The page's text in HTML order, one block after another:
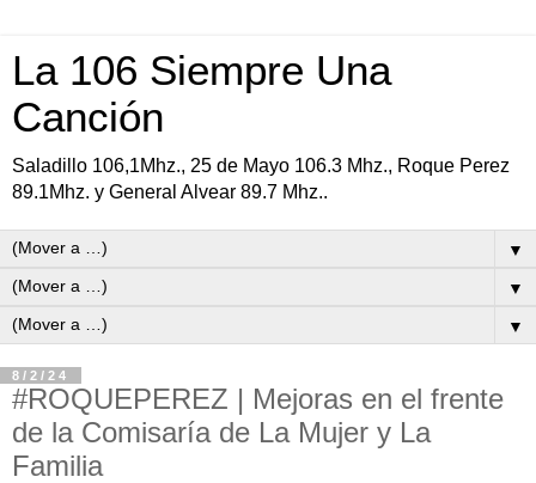
La 106 Siempre Una
Canción
Saladillo 106,1Mhz., 25 de Mayo 106.3 Mhz., Roque Perez
89.1Mhz. y General Alvear 89.7 Mhz..
▼
▼
▼
8/2/24
#ROQUEPEREZ | Mejoras en el frente
de la Comisaría de La Mujer y La
Familia